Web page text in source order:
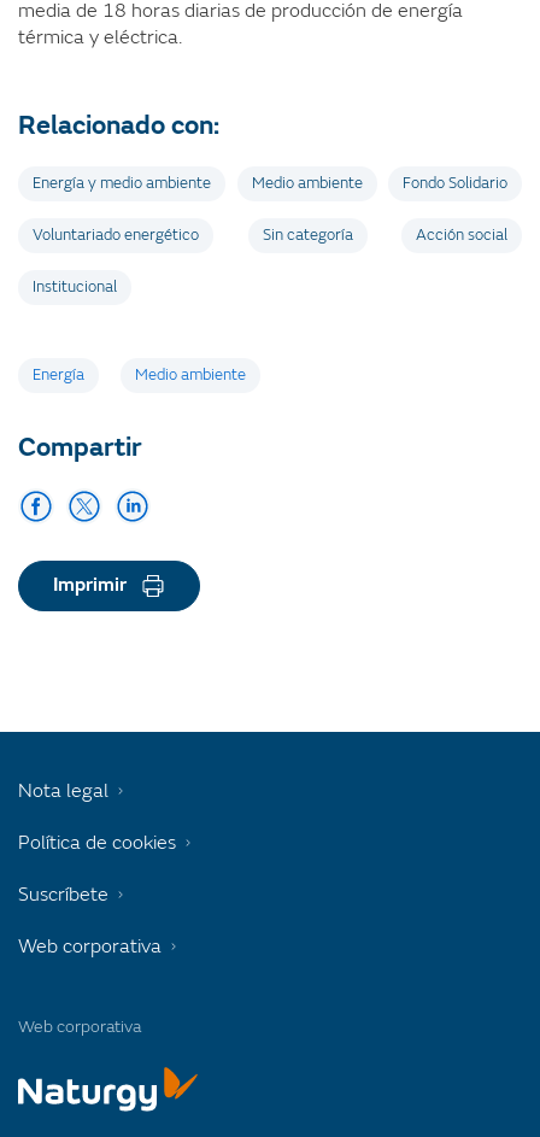
media de 18 horas diarias de producción de energía
térmica y eléctrica.
Relacionado con:
Energía y medio ambiente Medio ambiente Fondo Solidario
Voluntariado energético Sin categoría Acción social
Institucional
Etiquetas
Energía Medio ambiente
Compartir
Imprimir
Web corporativa
Nota legal
Política de cookies
Suscríbete
Web corporativa